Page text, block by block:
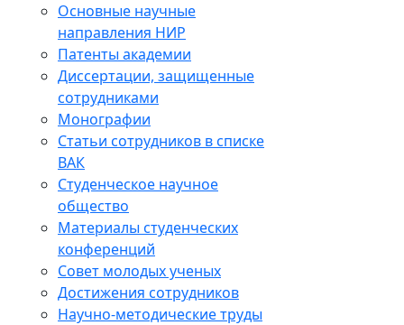
Основные научные
направления НИР
Патенты академии
Диссертации, защищенные
сотрудниками
Монографии
Статьи сотрудников в списке
ВАК
Студенческое научное
общество
Материалы студенческих
конференций
Совет молодых ученых
Достижения сотрудников
Научно-методические труды